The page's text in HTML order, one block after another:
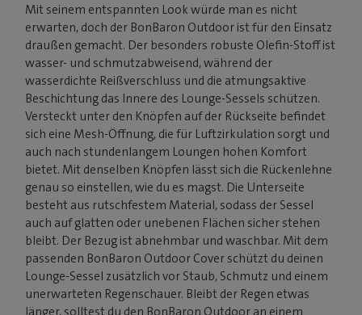
Mit seinem entspannten Look würde man es nicht
erwarten, doch der BonBaron Outdoor ist für den Einsatz
draußen gemacht. Der besonders robuste Olefin-Stoff ist
wasser- und schmutzabweisend, während der
wasserdichte Reißverschluss und die atmungsaktive
Beschichtung das Innere des Lounge-Sessels schützen.
Versteckt unter den Knöpfen auf der Rückseite befindet
sich eine Mesh-Öffnung, die für Luftzirkulation sorgt und
auch nach stundenlangem Loungen hohen Komfort
bietet. Mit denselben Knöpfen lässt sich die Rückenlehne
genau so einstellen, wie du es magst. Die Unterseite
besteht aus rutschfestem Material, sodass der Sessel
auch auf glatten oder unebenen Flächen sicher stehen
bleibt. Der Bezug ist abnehmbar und waschbar. Mit dem
passenden BonBaron Outdoor Cover schützt du deinen
Lounge-Sessel zusätzlich vor Staub, Schmutz und einem
unerwarteten Regenschauer. Bleibt der Regen etwas
länger, solltest du den BonBaron Outdoor an einem